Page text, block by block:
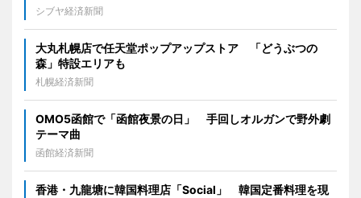
シブヤ経済新聞
大丸札幌店で任天堂ポップアップストア 「どうぶつの
森」特設エリアも
札幌経済新聞
OMO5函館で「函館夜景の日」 手回しオルガンで野外劇
テーマ曲
函館経済新聞
香港・九龍塘に韓国料理店「Social」 韓国定番料理を現